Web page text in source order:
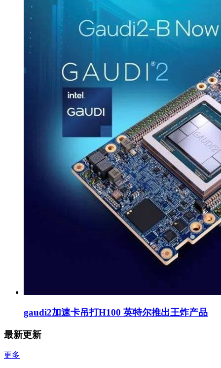
gaudi2加速卡吊打H100 英特尔推出王炸产品
最新更新
更多